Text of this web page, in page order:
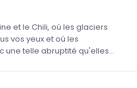
et le Chili, où les glaciers
vos yeux et où les
une telle abruptité qu'elles